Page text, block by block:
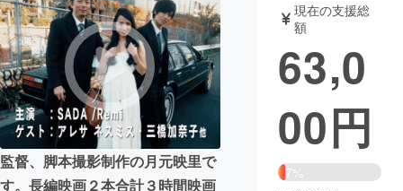
テクノロジー・ガジェット
映像・映画 書籍・雑誌
ビジネス・起業 チャレンジ
まちづくり・地域活性化
監督、脚本撮影制作の月元映里で
す。長編映画２本合計３時間映画
現在の支援総
額
63,0
00円
7%